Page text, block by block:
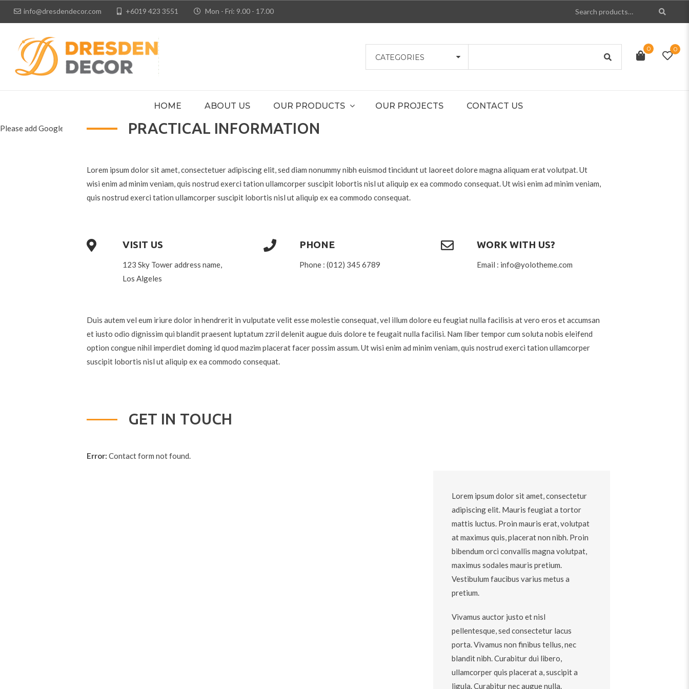
info@dresdendecor.com +6019 423 3551 Mon - Fri: 9.00 - 17.00
CATEGORIES
0 0
HOME ABOUT US OUR PRODUCTS OUR PROJECTS CONTACT US
Please add Google API Key for Maps Jvascript APIPRACTICAL INFORMATION
Lorem ipsum dolor sit amet, consectetuer adipiscing elit, sed diam nonummy nibh euismod tincidunt ut laoreet dolore magna aliquam erat volutpat. Ut
wisi enim ad minim veniam, quis nostrud exerci tation ullamcorper suscipit lobortis nisl ut aliquip ex ea commodo consequat. Ut wisi enim ad minim veniam,
quis nostrud exerci tation ullamcorper suscipit lobortis nisl ut aliquip ex ea commodo consequat.
VISIT US
123 Sky Tower address name,
Los Algeles
PHONE
Phone : (012) 345 6789
WORK WITH US?
Email : info@yolotheme.com
Duis autem vel eum iriure dolor in hendrerit in vulputate velit esse molestie consequat, vel illum dolore eu feugiat nulla facilisis at vero eros et accumsan
et iusto odio dignissim qui blandit praesent luptatum zzril delenit augue duis dolore te feugait nulla facilisi. Nam liber tempor cum soluta nobis eleifend
option congue nihil imperdiet doming id quod mazim placerat facer possim assum. Ut wisi enim ad minim veniam, quis nostrud exerci tation ullamcorper
suscipit lobortis nisl ut aliquip ex ea commodo consequat.
GET IN TOUCH
Error: Contact form not found.
Lorem ipsum dolor sit amet, consectetur
adipiscing elit. Mauris feugiat a tortor
mattis luctus. Proin mauris erat, volutpat
at maximus quis, placerat non nibh. Proin
bibendum orci convallis magna volutpat,
maximus sodales mauris pretium.
Vestibulum faucibus varius metus a
pretium.
Vivamus auctor justo et nisl
pellentesque, sed consectetur lacus
porta. Vivamus non finibus tellus, nec
blandit nibh. Curabitur dui libero,
ullamcorper quis placerat a, suscipit a
ligula. Curabitur nec augue nulla.